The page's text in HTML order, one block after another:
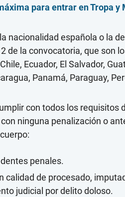
para entrar en Tropa y
nacionalidad española o la
de la convocatoria, que son
Ecuador, El Salvador,
Panamá, Paraguay,
con todos los requisitos
ninguna penalización o
penales.
calidad de procesado,
judicial por delito doloso.